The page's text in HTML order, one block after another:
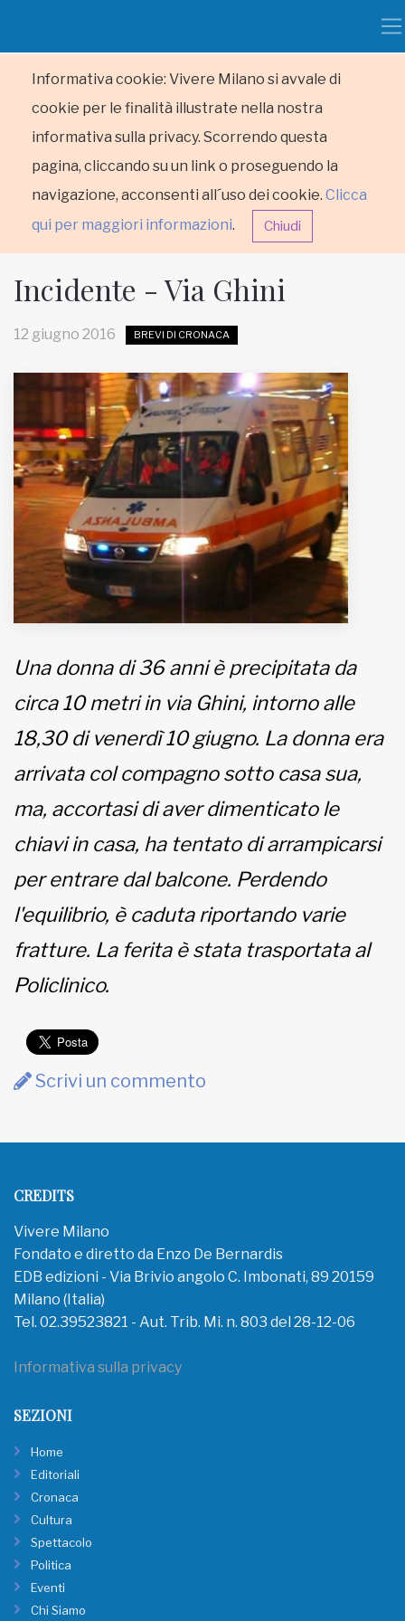
Informativa cookie: Vivere Milano si avvale di
cookie per le finalità illustrate nella nostra
informativa sulla privacy. Scorrendo questa
pagina, cliccando su un link o proseguendo la
navigazione, acconsenti all´uso dei cookie. Clicca
qui per maggiori informazioni. Chiudi
RUBRICHE
MUNICIPI
Inviateci le vostre segnalazioni
www.viveremilano.info
Fondato e diretto da Enzo De
Bernardis
Informativa sulla privacy
Incidente - Via Ghini
12 giugno 2016 BREVI DI CRONACA
Una donna di 36 anni è precipitata da
circa 10 metri in via Ghini, intorno alle
18,30 di venerdì 10 giugno. La donna era
arrivata col compagno sotto casa sua,
ma, accortasi di aver dimenticato le
chiavi in casa, ha tentato di arrampicarsi
per entrare dal balcone. Perdendo
l'equilibrio, è caduta riportando varie
fratture. La ferita è stata trasportata al
Policlinico.
Scrivi un commento
CREDITS
Vivere Milano
Fondato e diretto da Enzo De Bernardis
EDB edizioni - Via Brivio angolo C. Imbonati, 89 20159
Milano (Italia)
Tel. 02.39523821 - Aut. Trib. Mi. n. 803 del 28-12-06
Informativa sulla privacy
SEZIONI
Home
Editoriali
Cronaca
Cultura
Spettacolo
Politica
Eventi
Chi Siamo